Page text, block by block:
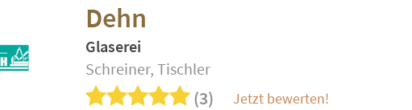
Dehn
Glaserei
Schreiner, Tischler
(3) Jetzt bewerten!